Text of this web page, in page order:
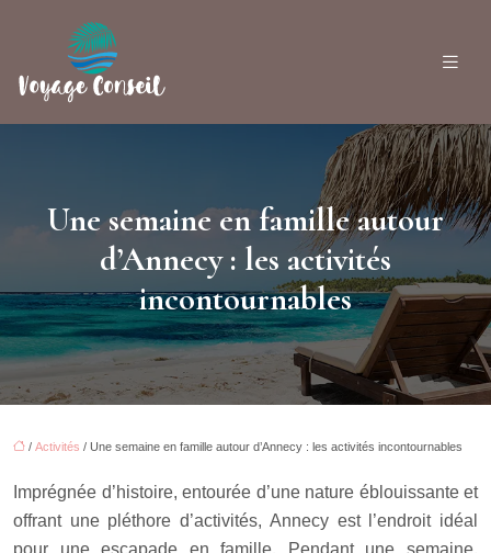
Une semaine en famille autour
d’Annecy : les activités
incontournables
/ Activités / Une semaine en famille autour d’Annecy : les activités incontournables
Imprégnée d’histoire, entourée d’une nature éblouissante et
offrant une pléthore d’activités, Annecy est l’endroit idéal
pour une escapade en famille. Pendant une semaine,